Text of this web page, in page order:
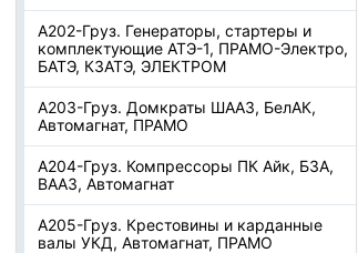
А202-Груз. Генераторы, стартеры и
комплектующие АТЭ-1, ПРАМО-Электро,
БАТЭ, КЗАТЭ, ЭЛЕКТРОМ
А203-Груз. Домкраты ШААЗ, БелАК,
Автомагнат, ПРАМО
А204-Груз. Компрессоры ПК Айк, БЗА,
ВААЗ, Автомагнат
А205-Груз. Крестовины и карданные
валы УКД, Автомагнат, ПРАМО